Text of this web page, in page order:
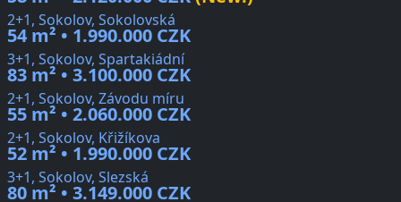
2+1, Sokolov, Sokolovská
54 m² • 1.990.000 CZK
3+1, Sokolov, Spartakiádní
83 m² • 3.100.000 CZK
2+1, Sokolov, Závodu míru
55 m² • 2.060.000 CZK
2+1, Sokolov, Křižíkova
52 m² • 1.990.000 CZK
3+1, Sokolov, Slezská
80 m² • 3.149.000 CZK